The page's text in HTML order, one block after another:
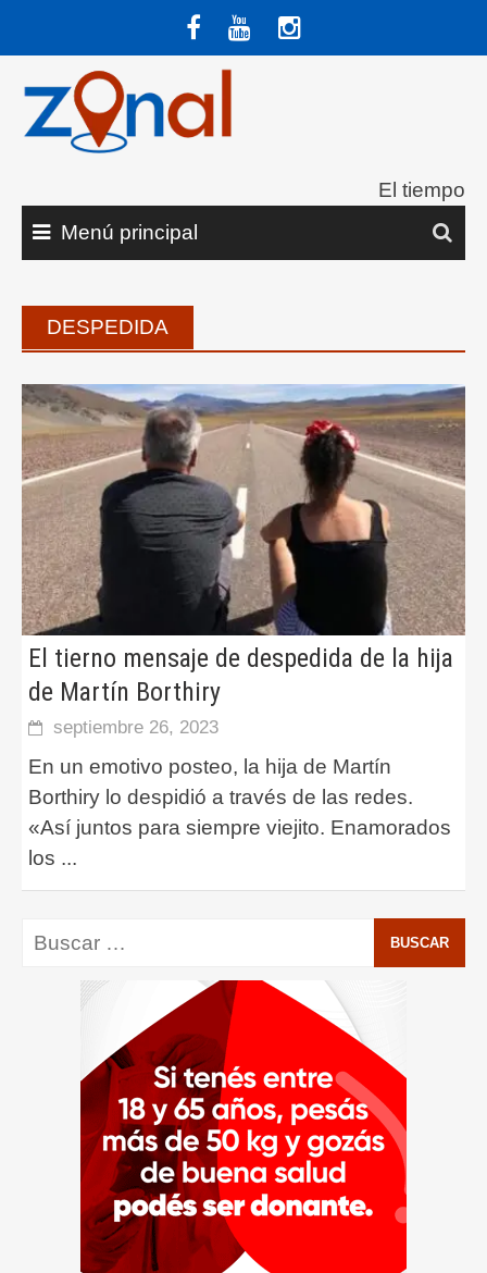
contenido
El tiempo
Menú principal
DESPEDIDA
El tierno mensaje de despedida de la hija
de Martín Borthiry
septiembre 26, 2023
En un emotivo posteo, la hija de Martín
Borthiry lo despidió a través de las redes.
«Así juntos para siempre viejito. Enamorados
los ...
Buscar: